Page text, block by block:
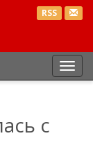
RSS
с